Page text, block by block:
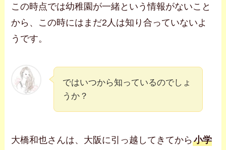
この時点では幼稚園が一緒という情報がないこと
から、この時にはまだ2人は知り合っていないよ
うです。
ではいつから知っているのでしょ
うか？
大橋和也さんは、大阪に引っ越してきてから小学